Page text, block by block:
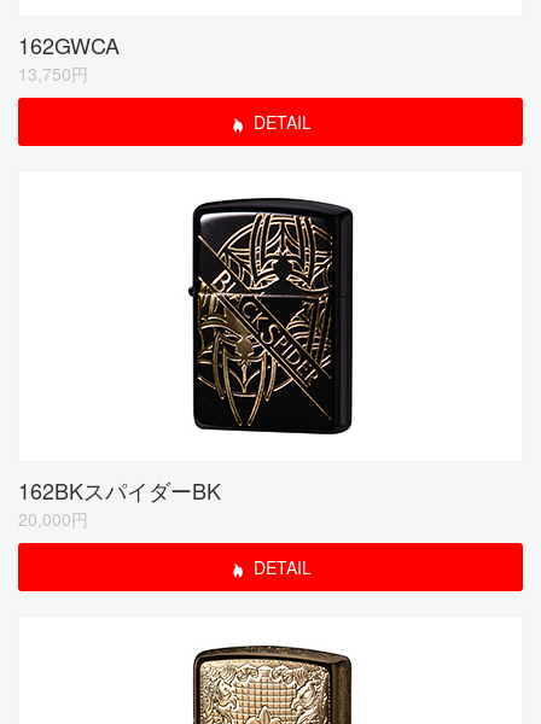
162GWCA
13,750円
DETAIL
162BKスパイダーBK
20,000円
DETAIL